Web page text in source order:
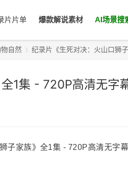
片片单 爆款解说素材 AI场景搜
自然 纪录片《生死对决：火山口狮
1集 - 720P高清无字